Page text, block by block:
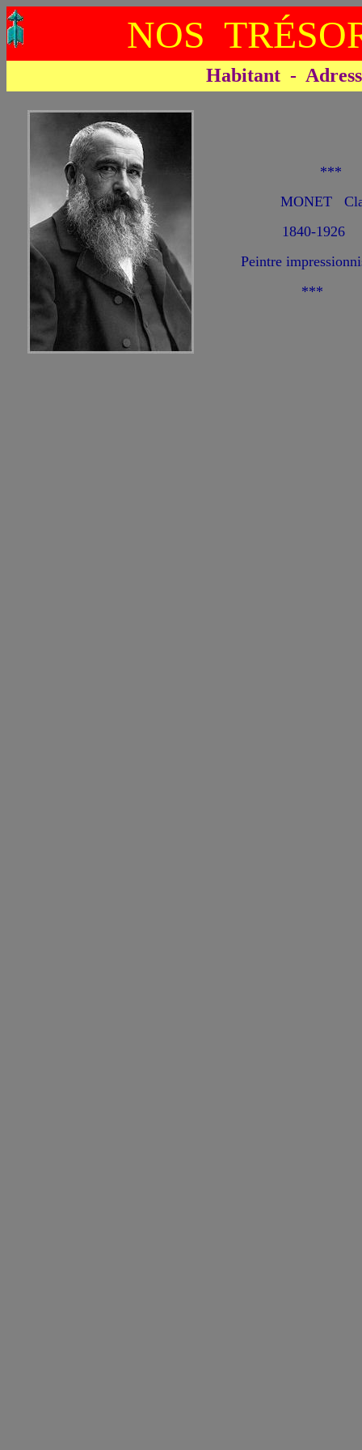
NOS
Habitant -
MONET
1840-1926
Peintre
***